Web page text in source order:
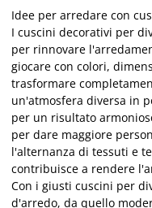
Idee per arredare con
I cuscini decorativi per
per rinnovare
giocare con colori,
trasformare
un'atmosfera diversa in
per un risultato
per dare maggiore
l'alternanza di tessuti e
contribuisce a rendere
Con i giusti cuscini per
d'arredo, da quello